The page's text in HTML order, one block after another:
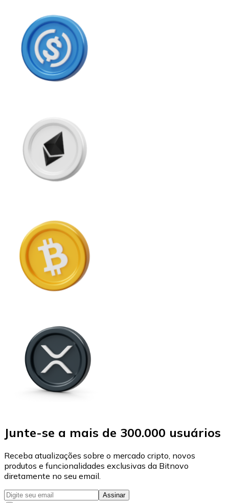
Junte-se a mais de 300.000 usuários
Receba atualizações sobre o mercado cripto, novos
produtos e funcionalidades exclusivas da Bitnovo
diretamente no seu email.
Assinar